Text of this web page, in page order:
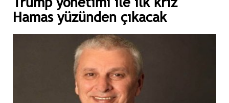
Hamas yüzünden çıkacak